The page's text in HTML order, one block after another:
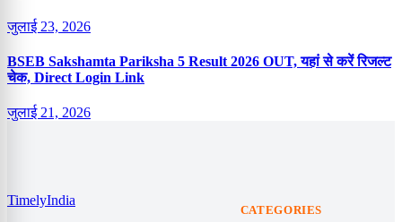
जुलाई 23, 2026
BSEB Sakshamta Pariksha 5 Result 2026 OUT, यहां से करें रिजल्ट
चेक, Direct Login Link
जुलाई 21, 2026
TimelyIndia
CATEGORIES